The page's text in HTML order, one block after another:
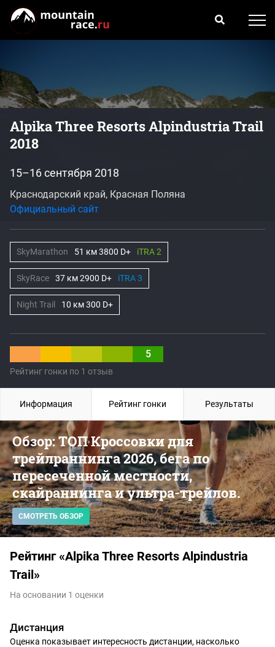
Alpika Three Resorts Alpindustria Trail
2018
5
Рейтинг гонки по 1 отзыв
15–16 сентября 2018
Краснодарский край, Красная Поляна
Официальный сайт
SkyMarathon 51 км 3800 D+ iTRA 2
SkyRace 37 км 2900 D+ iTRA 3
Night Trail 10 км 300 D+
Обзор: ТОП Кроссовки для
трейлраннинга 2026, бега по
пересеченной местности,
скайраннинга и ультра-трейлов.
СМОТРЕТЬ ОБЗОР
Рейтинг «Alpika Three Resorts Alpindustria
Trail»
На основании 1 оценки
Дистанция
Оценка показывает интересность дистанции, насколько
Информация Рейтинг гонки Результаты